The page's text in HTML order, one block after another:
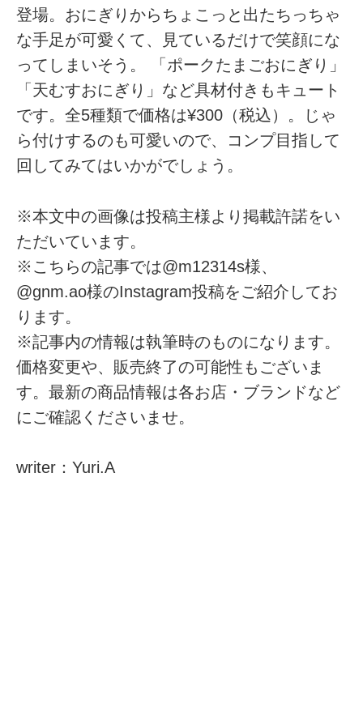
登場。おにぎりからちょこっと出たちっちゃ
な手足が可愛くて、見ているだけで笑顔にな
ってしまいそう。 「ポークたまごおにぎり」
「天むすおにぎり」など具材付きもキュート
です。全5種類で価格は¥300（税込）。じゃ
ら付けするのも可愛いので、コンプ目指して
回してみてはいかがでしょう。
※本文中の画像は投稿主様より掲載許諾をい
ただいています。
※こちらの記事では@m12314s様、
@gnm.ao様のInstagram投稿をご紹介してお
ります。
※記事内の情報は執筆時のものになります。
価格変更や、販売終了の可能性もございま
す。最新の商品情報は各お店・ブランドなど
にご確認くださいませ。
writer：Yuri.A